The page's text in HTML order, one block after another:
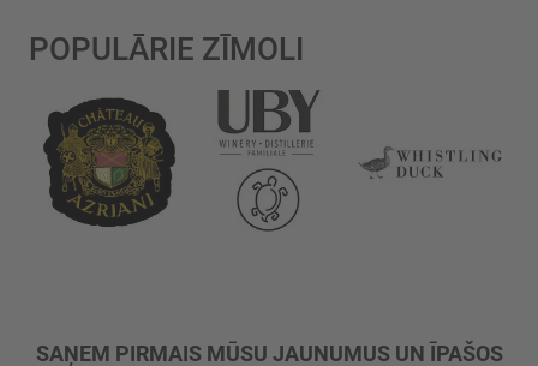
POPULĀRIE ZĪMOLI
SAŅEM PIRMAIS MŪSU JAUNUMUS UN ĪPAŠOS